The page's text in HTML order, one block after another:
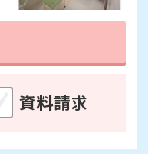
資料請求